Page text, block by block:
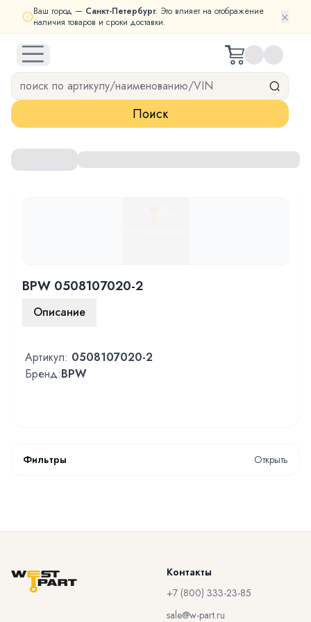
Ваш город — Санкт-Петербург. Это влияет на отображение
наличия товаров и сроки доставки.
×
open navigation menu
Поиск
BPW 0508107020-2
Описание
Артикул: 0508107020-2
Бренд:BPW
Фильтры Открыть
Контакты
+7 (800) 333-23-85
sale@w-part.ru